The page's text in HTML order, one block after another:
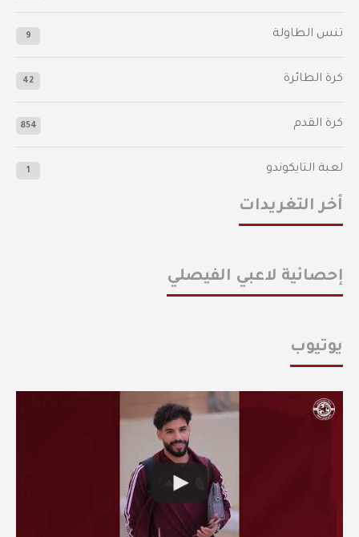
تنس الطاولة 9
كرة الطائرة 42
كرة القدم 854
لعبة التايكوندو 1
أخر التغريدات
إحصائية لاعبي الفيصلي
يوتيوب